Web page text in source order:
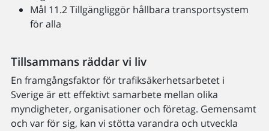
Mål 11.2 Tillgängliggör hållbara transportsystem
för alla
Tillsammans räddar vi liv
En framgångsfaktor för trafiksäkerhetsarbetet i
Sverige är ett effektivt samarbete mellan olika
myndigheter, organisationer och företag. Gemensamt
och var för sig, kan vi stötta varandra och utveckla